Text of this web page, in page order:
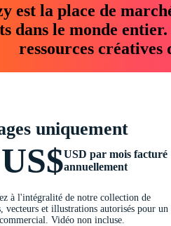
est la place de
dans le monde
ressources
uniquement
USD par mois facturé
annuellement
à l'intégralité de notre collection de
vecteurs et illustrations autorisés pour un
Vidéo non incluse.